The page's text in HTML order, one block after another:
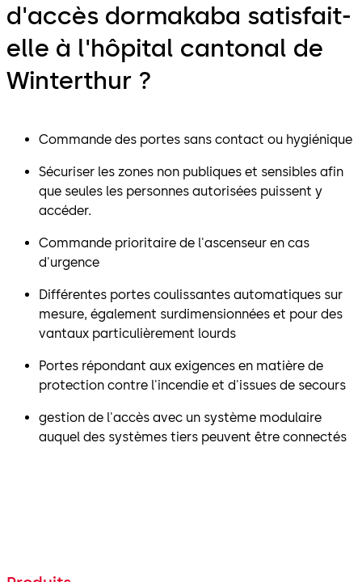
d'accès dormakaba satisfait-
elle à l'hôpital cantonal de
Winterthur ?
Commande des portes sans contact ou hygiénique
Sécuriser les zones non publiques et sensibles afin
que seules les personnes autorisées puissent y
accéder.
Commande prioritaire de l'ascenseur en cas
d'urgence
Différentes portes coulissantes automatiques sur
mesure, également surdimensionnées et pour des
vantaux particulièrement lourds
Portes répondant aux exigences en matière de
protection contre l'incendie et d'issues de secours
gestion de l'accès avec un système modulaire
auquel des systèmes tiers peuvent être connectés